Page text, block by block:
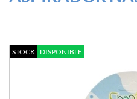
STOCK DISPONIBLE